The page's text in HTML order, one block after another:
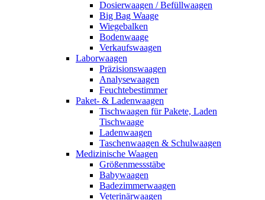
Dosierwaagen / Befüllwaagen
Big Bag Waage
Wiegebalken
Bodenwaage
Verkaufswaagen
Laborwaagen
Präzisionswaagen
Analysewaagen
Feuchtebestimmer
Paket- & Ladenwaagen
Tischwaagen für Pakete, Laden
Tischwaage
Ladenwaagen
Taschenwaagen & Schulwaagen
Medizinische Waagen
Größenmessstäbe
Babywaagen
Badezimmerwaagen
Veterinärwaagen